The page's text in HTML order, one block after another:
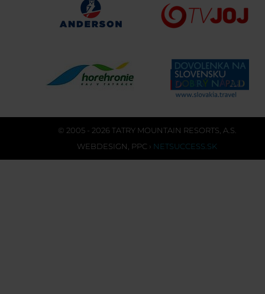
© 2005 - 2026 TATRY MOUNTAIN RESORTS, A.S.
WEBDESIGN, PPC › NETSUCCESS.SK